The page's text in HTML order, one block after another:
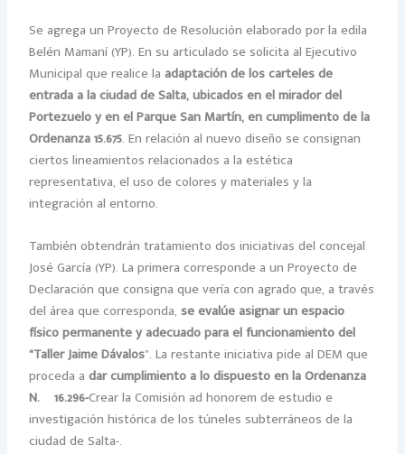
Se agrega un Proyecto de Resolución elaborado por la edila
Belén Mamaní (YP). En su articulado se solicita al Ejecutivo
Municipal que realice laadaptación de los carteles de
entrada a la ciudad de Salta, ubicados en el mirador del
Portezuelo y en el Parque San Martín, en cumplimento de la
Ordenanza 15.675. En relación al nuevo diseño se consignan
ciertos lineamientos relacionados a la estética
representativa, el uso de colores y materiales y la
integración al entorno.
También obtendrán tratamiento dos iniciativas del concejal
José García (YP). La primera corresponde a un Proyecto de
Declaración que consigna que vería con agrado que, a través
del área que corresponda,se evalúe asignar un espacio
físico permanente y adecuado para el funcionamiento del
“Taller Jaime Dávalos”. La restante iniciativa pide al DEM que
proceda adar cumplimiento a lo dispuesto en la Ordenanza
N.º 16.296-Crear la Comisión ad honorem de estudio e
investigación histórica de los túneles subterráneos de la
ciudad de Salta-.